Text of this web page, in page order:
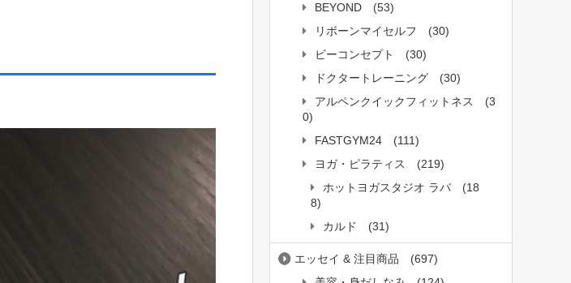
BEYOND
(53)
リボーンマイセルフ
(30)
ビーコンセプト
(30)
ドクタートレーニング
(30)
アルペンクイックフィットネス
(3
0)
FASTGYM24
(111)
ヨガ・ピラティス
(219)
ホットヨガスタジオ ラバ
(18
8)
カルド
(31)
エッセイ & 注目商品
(697)